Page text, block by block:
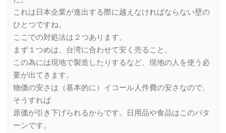
これは日本企業が進出する際に越えなければならない壁の
ひとつですね。
ここでの対処法は２つあります。
まず１つめは、台湾に合わせて安く売ること。
この為には現地で製造したりするなど、現地の人を使う必
要が出てきます。
物価の安さは（基本的に）イコール人件費の安さなので、
そうすれば
原価が引き下げられるからです。日用品や食品はこのパタ
ーンです。